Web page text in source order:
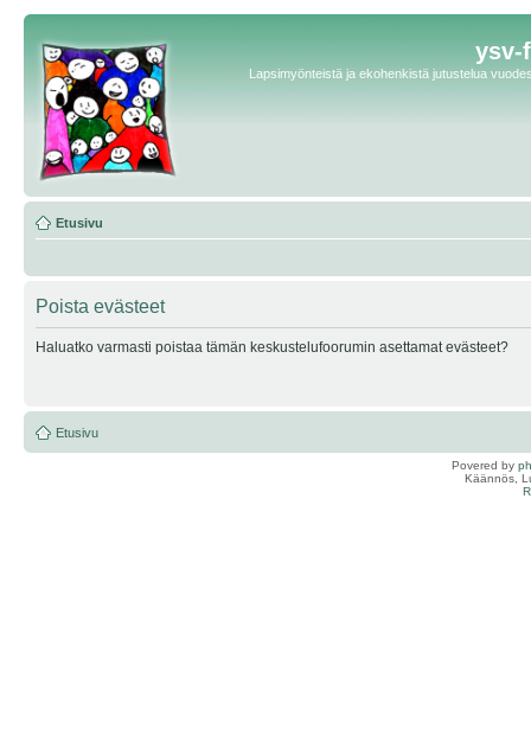
ysv-
Lapsimyönteistä ja ekohenkistä jutustelua
Etusivu
Poista evästeet
Haluatko varmasti poistaa tämän keskustelufoorumin asettamat evästeet?
Etusivu
Povered by
Käännös,